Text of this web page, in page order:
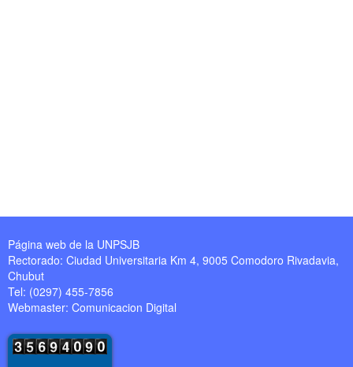
Página web de la UNPSJB
Rectorado: Ciudad Universitaria Km 4, 9005 Comodoro Rivadavia,
Chubut
Tel: (0297) 455-7856
Webmaster: Comunicacion Digital